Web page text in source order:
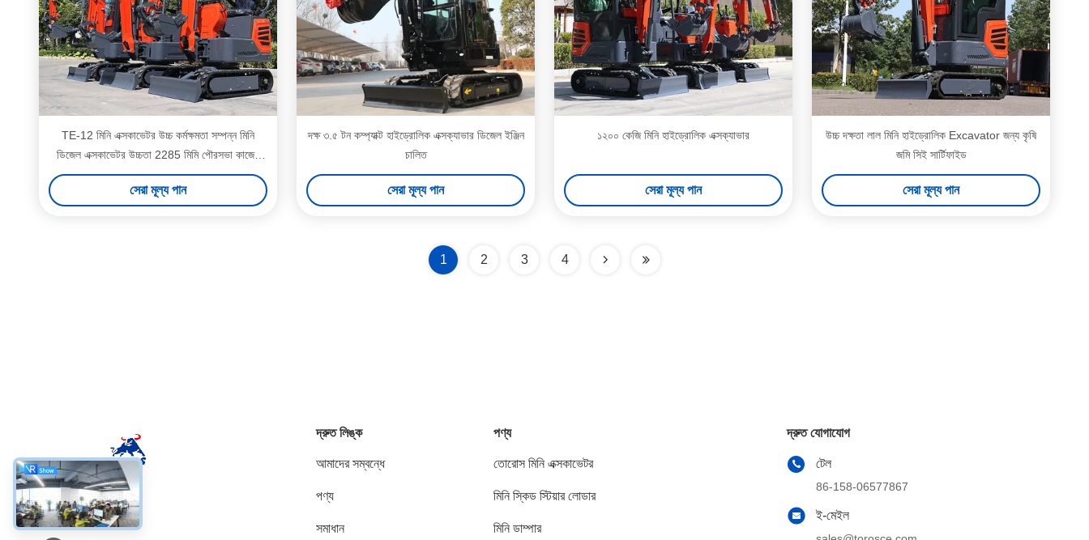
TE-12 মিনি এক্সকাভেটর উচ্চ কর্মক্ষমতা সম্পন্ন মিনি
ডিজেল এক্সকাভেটর উচ্চতা 2285 মিমি পৌরসভা কাজের
জন্য
সেরা মূল্য পান
দক্ষ ৩.৫ টন কম্প্যাক্ট হাইড্রোলিক এক্সক্যাভার ডিজেল ইঞ্জিন
চালিত
সেরা মূল্য পান
১২০০ কেজি মিনি হাইড্রোলিক এক্সক্যাভার
সেরা মূল্য পান
উচ্চ দক্ষতা লাল মিনি হাইড্রোলিক Excavator জন্য কৃষি
জমি সিই সার্টিফাইড
সেরা মূল্য পান
1 2 3 4
সোশ্যাল মিডিয়া
দ্রুত লিঙ্ক
আমাদের সম্বন্ধে
পণ্য
সমাধান
পণ্য
তোরোস মিনি এক্সকাভেটর
মিনি স্কিড স্টিয়ার লোডার
মিনি ডাম্পার
দ্রুত যোগাযোগ
টেল
86-158-06577867
ই-মেইল